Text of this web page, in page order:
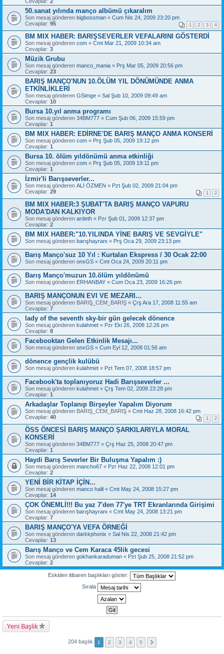
50.sanat yılında manço albümü çıkaralım
Son mesaj gönderen bigbossman « Cum Nis 24, 2009 23:20 pm
Cevaplar: 95 1 2 3 4
BM MIX HABER: BARIŞSEVERLER VEFALARINI GÖSTERDİ
Son mesaj gönderen com « Cmt Mar 21, 2009 10:34 am
Cevaplar: 3
Müzik Grubu
Son mesaj gönderen manco_mania « Prş Mar 05, 2009 20:56 pm
Cevaplar: 23
BARIŞ MANÇO'NUN 10.ÖLÜM YIL DÖNÜMÜNDE ANMA
ETKİNLİKLERİ
Son mesaj gönderen GSimge « Sal Şub 10, 2009 09:49 am
Cevaplar: 10
Bursa 10.yıl anma programı
Son mesaj gönderen 34BM777 « Cum Şub 06, 2009 15:59 pm
Cevaplar: 1
BM MIX HABER: EDİRNE'DE BARIŞ MANÇO ANMA KONSERİ
Son mesaj gönderen com « Prş Şub 05, 2009 19:12 pm
Cevaplar: 1
Bursa 10. ölüm yıldönümü anma etkinliği
Son mesaj gönderen com « Prş Şub 05, 2009 19:11 pm
Cevaplar: 1
İzmir'li Barışseverler...
Son mesaj gönderen ALİ ÖZMEN « Pzt Şub 02, 2009 21:04 pm
Cevaplar: 29 1 2
BM MIX HABER:3 ŞUBAT'TA BARIŞ MANÇO VAPURU
MODA'DAN KALKIYOR
Son mesaj gönderen ardeth « Pzr Şub 01, 2009 12:37 pm
Cevaplar: 2
BM MIX HABER:"10.YILINDA YİNE BARIŞ VE SEVGİYLE"
Son mesaj gönderen barışhayranı « Prş Oca 29, 2009 23:13 pm
Barış Manço'suz 10 Yıl : Kurtalan Ekspress / 30 Ocak 22:00
Son mesaj gönderen onxGS « Cmt Oca 24, 2009 20:11 pm
Barış Manço'muzun 10.ölüm yıldönümü
Son mesaj gönderen ERHANBAY « Cum Oca 23, 2009 16:26 pm
BARIŞ MANÇONUN EVI VE MEZARI...
Son mesaj gönderen BARIŞ_CEM_BARIŞ « Çrş Ara 17, 2008 11:55 am
Cevaplar: 7
lady of the seventh sky-bir gün gelecek dönence
Son mesaj gönderen kulahmet « Pzr Eki 26, 2008 12:26 pm
Cevaplar: 8
Facebooktan Gelen Etkinlik Mesajı...
Son mesaj gönderen onxGS « Cum Eyl 12, 2008 01:56 am
dönence gençlik kulübü
Son mesaj gönderen kulahmet « Pzt Tem 07, 2008 18:57 pm
Facebook'ta toplanıyoruz Hadi Barışseverler ...
Son mesaj gönderen kulahmet « Çrş Tem 02, 2008 23:28 pm
Cevaplar: 1
Arkadaşlar Toplanıp Birşeyler Yapalım Diyorum
Son mesaj gönderen BARIŞ_CEM_BARIŞ « Cmt Haz 28, 2008 16:42 pm
Cevaplar: 40 1 2
ÖSS ÖNCESİ BARIŞ MANÇO ŞARKILARIYLA MORAL
KONSERİ
Son mesaj gönderen 34BM777 « Çrş Haz 25, 2008 20:47 pm
Cevaplar: 1
Haydi Barış Severler Bir Buluşma Yapalım :)
Son mesaj gönderen mancho67 « Pzr Haz 22, 2008 12:01 pm
Cevaplar: 2
YENİ BİR KİTAP İÇİN...
Son mesaj gönderen manco halil « Cmt May 24, 2008 15:27 pm
Cevaplar: 14
ÇOK ÖNEMLİ!!! Bu yaz 7'den 77'ye TRT Ekranlarında Girişimi
Son mesaj gönderen barışhayranı « Cmt May 24, 2008 13:21 pm
Cevaplar: 7
BARIŞ MANÇO'YA VEFA ÖRNEĞİ
Son mesaj gönderen darkkphonix « Sal Nis 22, 2008 21:42 pm
Cevaplar: 13
Barış Manço ve Cem Karaca 45lik gecesi
Son mesaj gönderen gokhankaraduman « Pzt Şub 25, 2008 21:52 pm
Cevaplar: 2
Eskiden itibaren başlıkları göster:
Sırala
Yeni Başlık
204 başlık 1 2 3 4 5